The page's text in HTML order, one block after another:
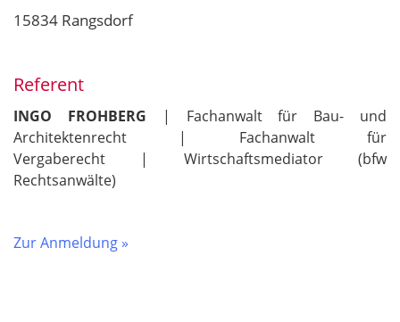
15834 Rangsdorf
Referent
INGO FROHBERG | Fachanwalt für Bau- und
Architektenrecht | Fachanwalt für
Vergaberecht | Wirtschaftsmediator (bfw
Rechtsanwälte)
Zur Anmeldung »